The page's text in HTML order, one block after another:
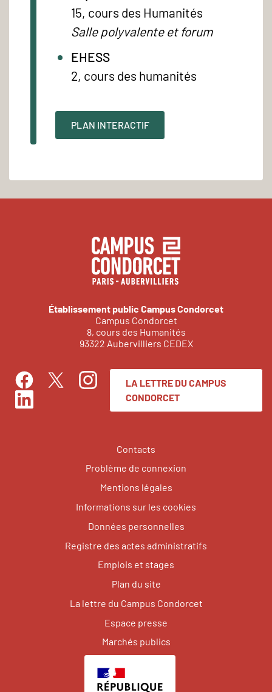
15, cours des Humanités
Salle polyvalente et forum
EHESS
2, cours des humanités
PLAN INTERACTIF
Établissement public Campus Condorcet
Campus Condorcet
8, cours des Humanités
93322 Aubervilliers CEDEX
FacebookTwitterInstagram
LinkedIn
LA LETTRE DU CAMPUS
CONDORCET
Contacts
Problème de connexion
Mentions légales
Informations sur les cookies
Données personnelles
Registre des actes administratifs
Emplois et stages
Plan du site
La lettre du Campus Condorcet
Espace presse
Marchés publics